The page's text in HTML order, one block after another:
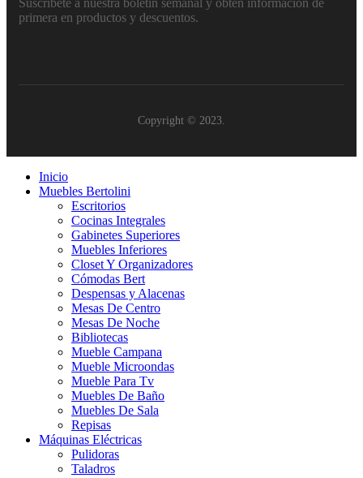
Suscríbete a nuestra boletín semanal y obtén información de
primera en productos y descuentos.
Copyright © 2023.
Inicio
Muebles Bertolini
Escritorios
Cocinas Integrales
Gabinetes Superiores
Muebles Inferiores
Closet Y Organizadores
Cómodas Bert
Despensas y Alacenas
Mesas De Centro
Mesas De Noche
Bibliotecas
Mueble Campana
Mueble Microondas
Mueble Para Tv
Muebles De Baño
Muebles De Sala
Repisas
Máquinas Eléctricas
Pulidoras
Taladros